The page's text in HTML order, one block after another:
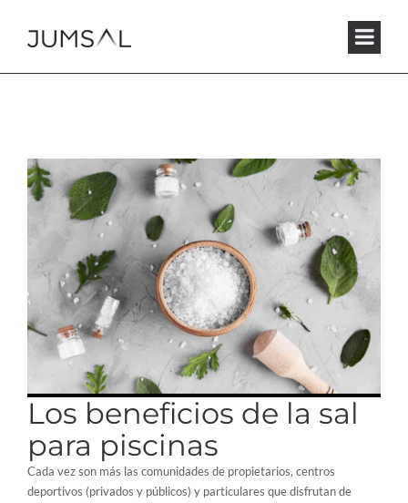
Los beneficios de la sal
para piscinas
Cada vez son más las comunidades de propietarios, centros
deportivos (privados y públicos) y particulares que disfrutan de